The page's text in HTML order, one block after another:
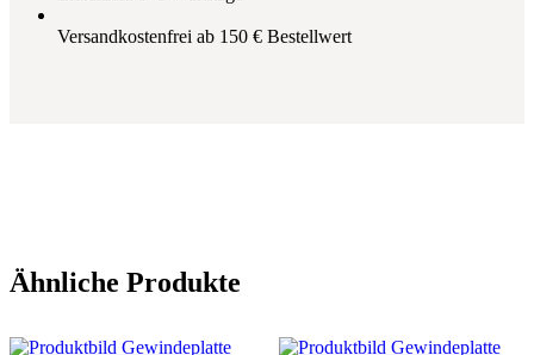
Versandkostenfrei ab 150 € Bestellwert
Ähnliche Produkte